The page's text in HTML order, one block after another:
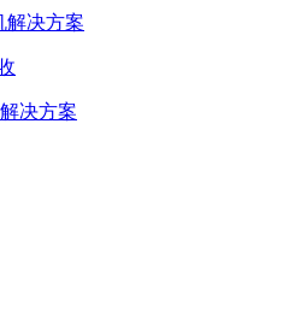
解决方案
决方案